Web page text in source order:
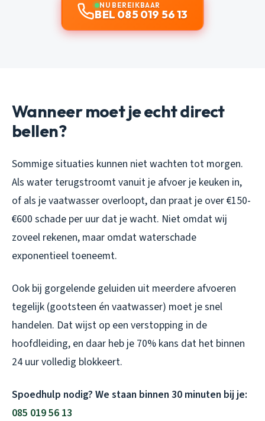
NU BEREIKBAAR
BEL 085 019 56 13
Wanneer moet je echt direct
bellen?
Sommige situaties kunnen niet wachten tot morgen.
Als water terugstroomt vanuit je afvoer je keuken in,
of als je vaatwasser overloopt, dan praat je over €150-
€600 schade per uur dat je wacht. Niet omdat wij
zoveel rekenen, maar omdat waterschade
exponentieel toeneemt.
Ook bij gorgelende geluiden uit meerdere afvoeren
tegelijk (gootsteen én vaatwasser) moet je snel
handelen. Dat wijst op een verstopping in de
hoofdleiding, en daar heb je 70% kans dat het binnen
24 uur volledig blokkeert.
Spoedhulp nodig? We staan binnen 30 minuten bij je:
085 019 56 13